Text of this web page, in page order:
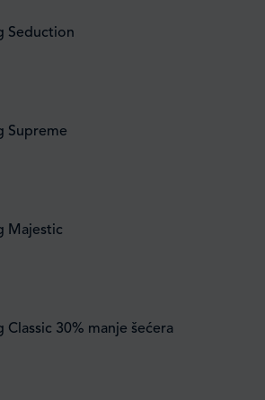
Seduction
Supreme
Majestic
Classic 30% manje šećera